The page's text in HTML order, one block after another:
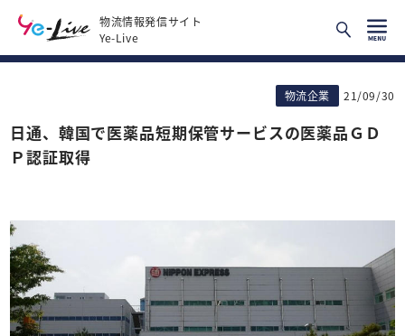
物流情報発信サイト
Ye-Live
物流企業 21/09/30
日通、韓国で医薬品短期保管サービスの医薬品ＧＤ
Ｐ認証取得